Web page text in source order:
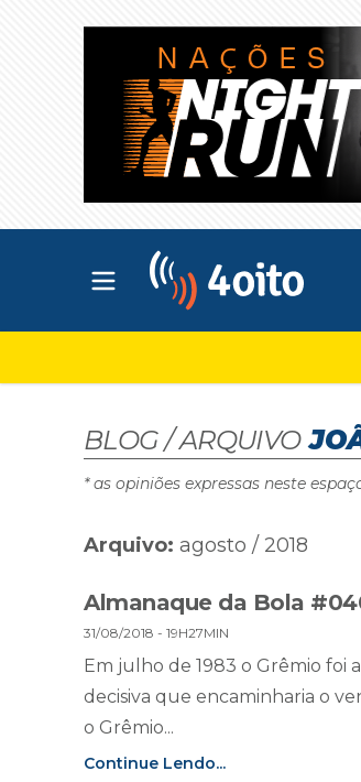
Abrir menu principal
BLOG / ARQUIVO
* as opiniões expressas neste
Arquivo: agosto / 2018
Almanaque da Bola
31/08/2018 - 19H27MIN
Em julho de 1983 o Grêmio foi
decisiva que encaminharia o
o Grêmio...
Continue Lendo...